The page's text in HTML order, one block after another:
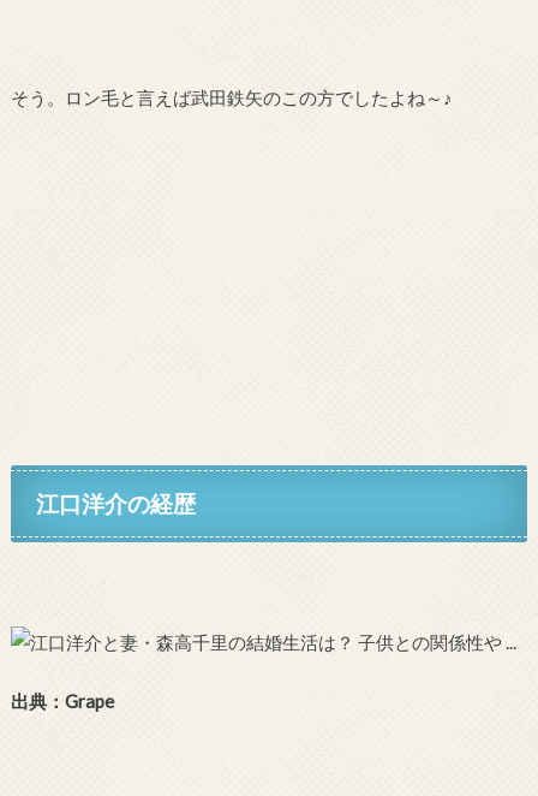
そう。ロン毛と言えば武田鉄矢のこの方でしたよね～♪
江口洋介の経歴
出典：Grape